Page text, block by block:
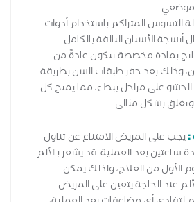
موضعي.
التسوس المتراكم باستخدام أدوات
الأسنان التالفة بالكامل.
بمادة مخصصة تتكون عادةً من
وذلك بعد حفر طبقات السن بطريقة
على مراحل ببطء، مما يمنح كل
بشكل مثالي.
:يجب على المريض الامتناع عن تناول
ساعتين بعد العملية. قد يشعر بالألم
الأول من العلاج، ولذلك يمكن
عند الحاجة.يتعين على المريض